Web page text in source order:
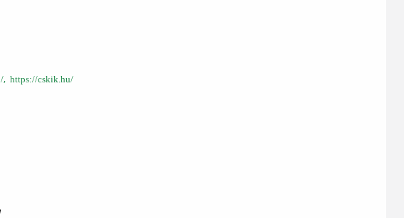
, https://cskik.hu/